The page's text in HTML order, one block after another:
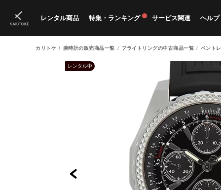
レンタル商品
ブランド一覧 すべての商品 新入荷商品 新
特集・ランキング
特集 ランキング
サービス関連
料金プラン 獲
ヘルプ
ご
カリトケ 腕時計の販売商品一覧 ブライトリングの中古商品一覧 ベント
レンタル中